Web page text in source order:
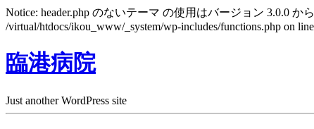
Notice: header.php のないテーマ の使用はバージョン 3.0.0 から
/virtual/htdocs/ikou_www/_system/wp-includes/functions.php on
臨港病院
Just another WordPress site